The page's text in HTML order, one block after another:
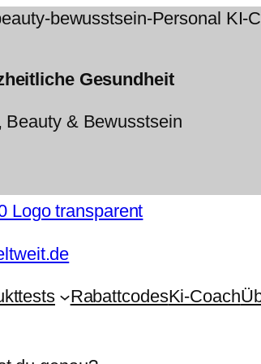
Gesundheit
Beauty & Bewusstsein
RabattcodesKi-Coach